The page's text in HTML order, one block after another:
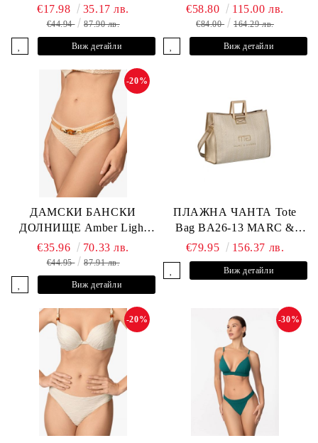
L2505-Z-MCR MARC &
ANDRE
€17.98 35.17 лв.
€44.94 87.90 лв.
Виж детайли
€58.80 115.00 лв.
€84.00 164.29 лв.
Виж детайли
ДАМСКИ БАНСКИ
ДОЛНИЩЕ Amber Light
L2605-Z-MCB MARC &
ANDRE
-20%
€35.96 70.33 лв.
€44.95 87.91 лв.
Виж детайли
ПЛАЖНА ЧАНТА Tote
Bag BA26-13 MARC &
ANDRE
€79.95 156.37 лв.
Виж детайли
-20% -30%